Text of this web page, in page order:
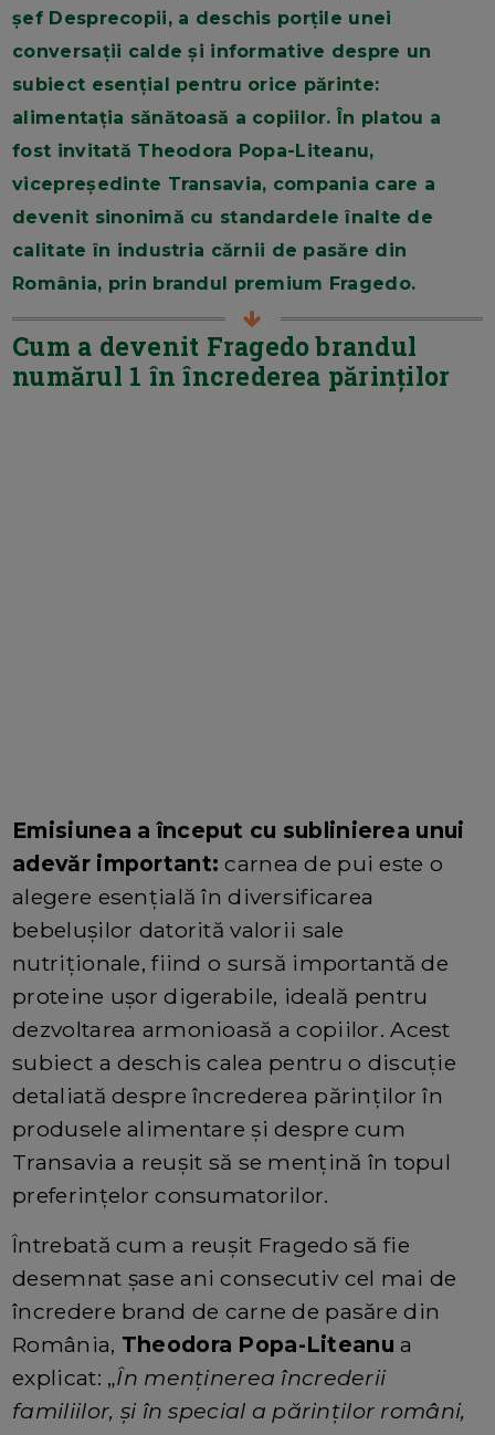
șef Desprecopii, a deschis porțile unei
conversații calde și informative despre un
subiect esențial pentru orice părinte:
alimentația sănătoasă a copiilor. În platou a
fost invitată Theodora Popa-Liteanu,
vicepreședinte Transavia, compania care a
devenit sinonimă cu standardele înalte de
calitate în industria cărnii de pasăre din
România, prin brandul premium Fragedo.
Cum a devenit Fragedo brandul
numărul 1 în încrederea părinților
Emisiunea a început cu sublinierea unui
adevăr important:carnea de pui este o
alegere esențială în diversificarea
bebelușilor datorită valorii sale
nutriționale, fiind o sursă importantă de
proteine ușor digerabile, ideală pentru
dezvoltarea armonioasă a copiilor. Acest
subiect a deschis calea pentru o discuție
detaliată despre încrederea părinților în
produsele alimentare și despre cum
Transavia a reușit să se mențină în topul
preferințelor consumatorilor.
Întrebată cum a reușit Fragedo să fie
desemnat șase ani consecutiv cel mai de
încredere brand de carne de pasăre din
România, Theodora Popa-Liteanua
explicat: „În menținerea încrederii
familiilor, și în special a părinților români,